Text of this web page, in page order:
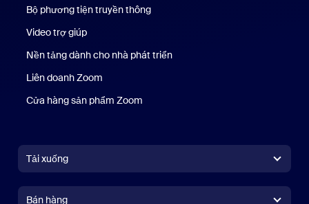
Bộ phương tiện truyền thông
Video trợ giúp
Nền tảng dành cho nhà phát triển
Liên doanh Zoom
Cửa hàng sản phẩm Zoom
Tải xuống
Bán hàng